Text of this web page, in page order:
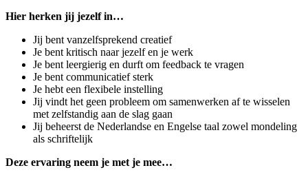
Hier herken jij jezelf in…
Jij bent vanzelfsprekend creatief
Je bent kritisch naar jezelf en je werk
Je bent leergierig en durft om feedback te vragen
Je bent communicatief sterk
Je hebt een flexibele instelling
Jij vindt het geen probleem om samenwerken af te wisselen
met zelfstandig aan de slag gaan
Jij beheerst de Nederlandse en Engelse taal zowel mondeling
als schriftelijk
Deze ervaring neem je met je mee…